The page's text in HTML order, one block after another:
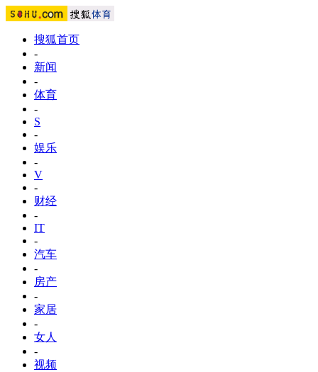
搜狐首页
-
新闻
-
体育
-
S
-
娱乐
-
V
-
财经
-
IT
-
汽车
-
房产
-
家居
-
女人
-
视频